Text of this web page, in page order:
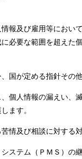
報及び雇用等におい
必要な範囲を超え
国が定める指針その
個人情報の漏えい、
ます。
情及び相談に対する
ステム（ＰＭＳ）の